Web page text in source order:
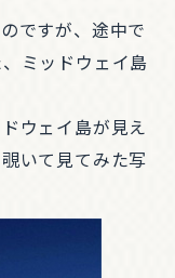
ですが、途中で
ミッドウェイ島
ウェイ島が見え
いて見てみた写